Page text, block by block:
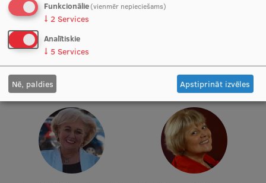
EURAXESS RSU kontaktpunkts
EATRIS koordinators Latvijā
Prof. Māris Taube
Katedras vadītājs, Docētājs,
Vadošais pētnieks
Funkcionālie(vienmēr nepieciešams)
↓ 2 Services
Analītiskie
↓ 5 Services
Nē, paldies Apstiprināt izvēles